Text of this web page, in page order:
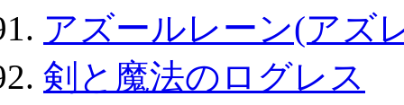
アズールレーン(アズ
剣と魔法のログレス